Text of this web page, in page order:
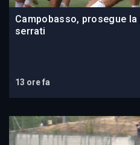
Campobasso, prosegue
serrati
13 ore fa